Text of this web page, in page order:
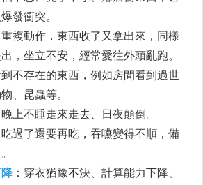
發衝突。
重複動作，東西收了又拿出來，同樣
，坐立不安，經常愛往外頭亂跑。
不存在的東西，例如房間看到過世
、昆蟲等。
上不睡走來走去、日夜顛倒。
吃過了還要再吃，吞嚥變得不順，備
：穿衣猶豫不決、計算能力下降、